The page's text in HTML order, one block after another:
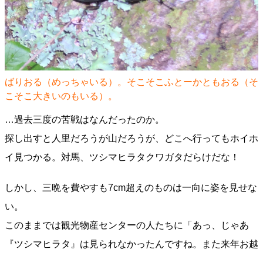
ばりおる（めっちゃいる）。そこそこふとーかともおる（そ
こそこ大きいのもいる）。
…過去三度の苦戦はなんだったのか。
探し出すと人里だろうが山だろうが、どこへ行ってもホイホ
イ見つかる。対馬、ツシマヒラタクワガタだらけだな！
しかし、三晩を費やすも7cm超えのものは一向に姿を見せな
い。
このままでは観光物産センターの人たちに「あっ、じゃあ
『ツシマヒラタ』は見られなかったんですね。また来年お越